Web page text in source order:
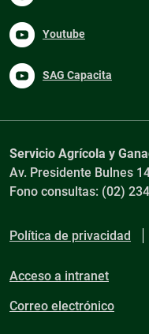
Youtube
SAG Capacita
Servicio Agrícola y
Av. Presidente Bulnes
Fono consultas: (02)
Política de privacidad
Acceso a intranet
Correo electrónico